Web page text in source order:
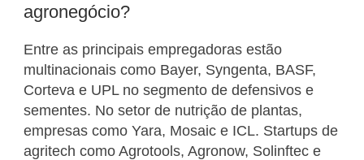
agronegócio?
Entre as principais empregadoras estão
multinacionais como Bayer, Syngenta, BASF,
Corteva e UPL no segmento de defensivos e
sementes. No setor de nutrição de plantas,
empresas como Yara, Mosaic e ICL. Startups de
agritech como Agrotools, Agronow, Solinftec e